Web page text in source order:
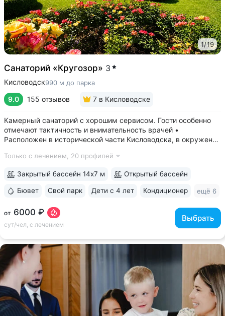
1/19
Санаторий «Кругозор» 3
Кисловодск990 м до парка
9.0 155 отзывов 7 в Кисловодске
Камерный санаторий с хорошим сервисом. Гости особенно
отмечают тактичность и внимательность врачей •
Расположен в исторической части Кисловодска, в окружении
лестницы и входа в Курортный парк • Территория 3,2 га
Только с лечением, 20 профилей
от 6000 ₽
сут/чел, с лечением
Выбрать
Закрытый бассейн 14х7 м Открытый бассейн
Бювет Свой парк Дети с 4 лет Кондиционер ещё 6